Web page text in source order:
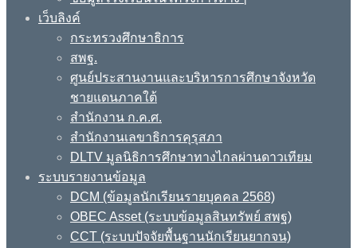
เว็บลิงค์
กระทรวงศึกษาธิการ
สพฐ.
ศูนย์ประสานงานและบริหารการศึกษาจังหวัด
ชายแดนภาคใต้
สำนักงาน ก.ค.ศ.
สำนักงานเลขาธิการคุรุสภา
DLTV มูลนิธิการศึกษาทางไกลผ่านดาวเทียม
ระบบรายงานข้อมูล
DCM (ข้อมูลนักเรียนรายบุคคล 2568)
OBEC Asset (ระบบข้อมูลสินทรัพย์ สพฐ)
CCT (ระบบปัจจัยพื้นฐานนักเรียนยากจน)